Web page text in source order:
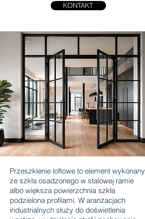
KONTAKT
Przeszklenie loftowe to element wykonany
ze szkła osadzonego w stalowej ramie
albo większa powierzchnia szkła
podzielona profilami. W aranżacjach
industrialnych służy do doświetlenia